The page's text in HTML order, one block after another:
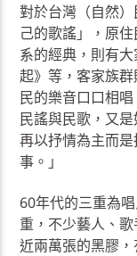
對於台灣（自然
己的歌謠」，原
系的經典，則有
起》等，客家族
民的樂音口口相
民謠與民歌，又
再以抒情為主而
事。」
60年代的三重為
重，不少藝人、
近兩萬張的黑膠